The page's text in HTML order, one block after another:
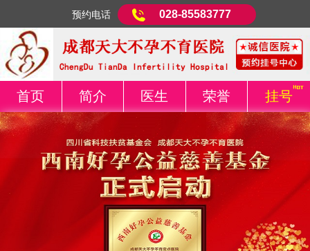
预约电话 028-85583777
首页 简介 医生 荣誉 挂号